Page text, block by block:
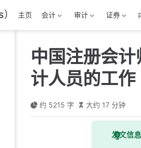
主页 会计 审计 证券
中国注册会
计人员的工
约 5215 字 大约 17 分钟
发文信息